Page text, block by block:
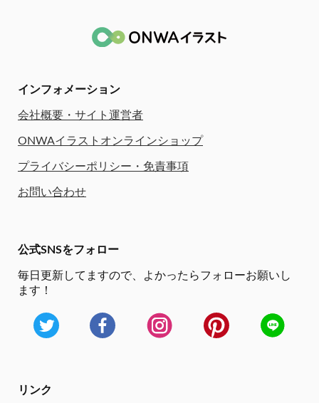
インフォメーション
会社概要・サイト運営者
ONWAイラストオンラインショップ
プライバシーポリシー・免責事項
お問い合わせ
公式SNSをフォロー
毎日更新してますので、
よかったらフォローお願いし
ます！
リンク